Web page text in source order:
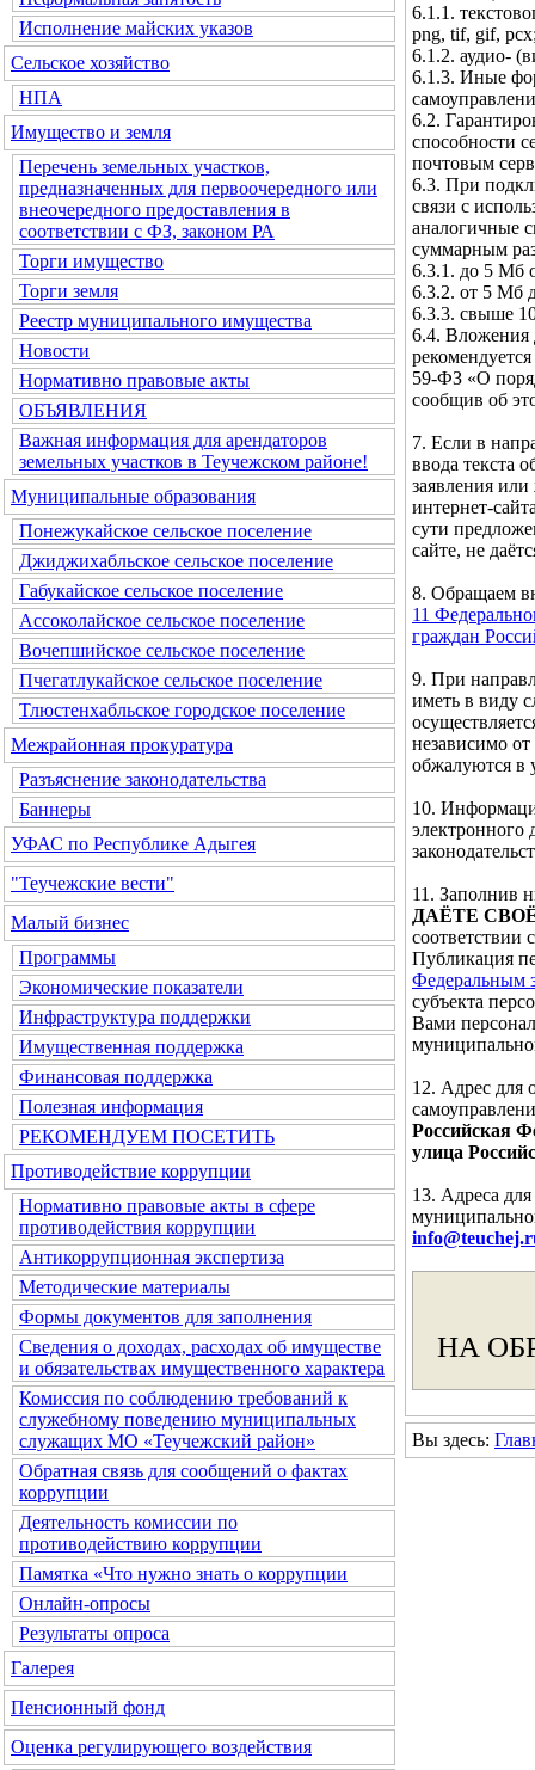
Исполнение майских указов
Сельское хозяйство
НПА
Имущество и земля
Перечень земельных участков,
предназначенных для первоочередного или
внеочередного предоставления в
соответствии с ФЗ, законом РА
Торги имущество
Торги земля
Реестр муниципального имущества
Новости
Нормативно правовые акты
ОБЪЯВЛЕНИЯ
Важная информация для арендаторов
земельных участков в Теучежском районе!
Муниципальные образования
Понежукайское сельское поселение
Джиджихабльское сельское поселение
Габукайское сельское поселение
Ассоколайское сельское поселение
Вочепшийское сельское поселение
Пчегатлукайское сельское поселение
Тлюстенхабльское городское поселение
Межрайонная прокуратура
Разъяснение законодательства
Баннеры
УФАС по Республике Адыгея
"Теучежские вести"
Малый бизнес
Программы
Экономические показатели
Инфраструктура поддержки
Имущественная поддержка
Финансовая поддержка
Полезная информация
РЕКОМЕНДУЕМ ПОСЕТИТЬ
Противодействие коррупции
Нормативно правовые акты в сфере
противодействия коррупции
Антикоррупционная экспертиза
Методические материалы
Формы документов для заполнения
Сведения о доходах, расходах об имуществе
и обязательствах имущественного характера
Комиссия по соблюдению требований к
служебному поведению муниципальных
служащих МО «Теучежский район»
Обратная связь для сообщений о фактах
коррупции
Деятельность комиссии по
противодействию коррупции
Памятка «Что нужно знать о коррупции
Онлайн-опросы
Результаты опроса
Галерея
Пенсионный фонд
Оценка регулирующего воздействия
6.1.1.
png, tif, gif,
6.1.2. аудио-
6.1.3. Иные
6.2.
способности
почтовым
6.3. При
связи с
аналогичные
суммарным
6.3.1. до 5 Мб
6.3.2. от 5 Мб
6.3.3. свыше
6.4. Вложения
59-ФЗ «О
сообщив об
7. Если в
ввода текста
заявления
интернет-
сути
сайте, не
8. Обращаем
11
граждан
9. При
иметь в виду
независимо
обжалуются в
10.
электронного
11. Заполнив
ДАЁТЕ
соответствии
Публикация
Федеральным
субъекта
Вами
12. Адрес для
Российская
улица
13. Адреса
НА
Вы здесь: